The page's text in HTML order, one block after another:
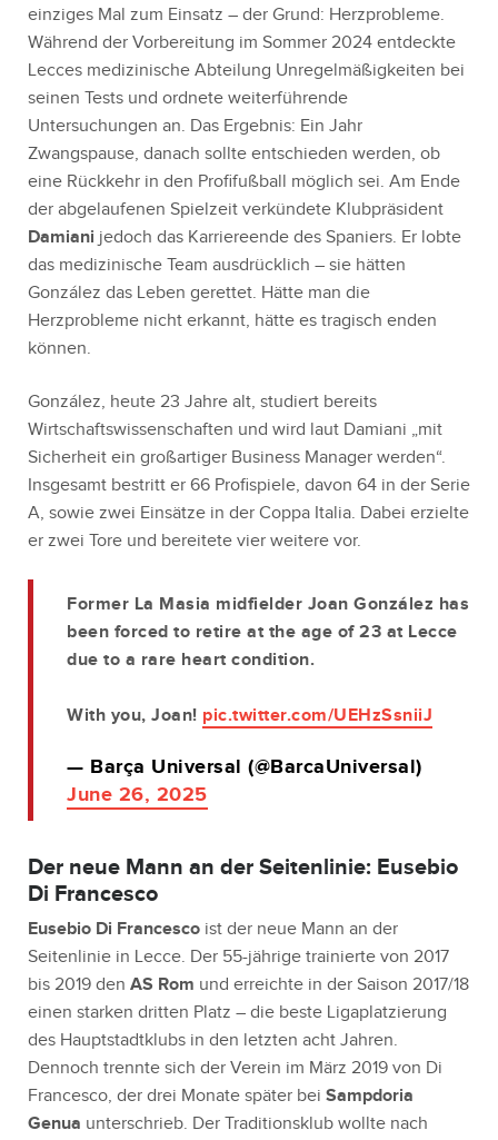
einziges Mal zum Einsatz – der Grund: Herzprobleme.
Während der Vorbereitung im Sommer 2024 entdeckte
Lecces medizinische Abteilung Unregelmäßigkeiten bei
seinen Tests und ordnete weiterführende
Untersuchungen an. Das Ergebnis: Ein Jahr
Zwangspause, danach sollte entschieden werden, ob
eine Rückkehr in den Profifußball möglich sei. Am Ende
der abgelaufenen Spielzeit verkündete Klubpräsident
Damiani jedoch das Karriereende des Spaniers. Er lobte
das medizinische Team ausdrücklich – sie hätten
González das Leben gerettet. Hätte man die
Herzprobleme nicht erkannt, hätte es tragisch enden
können.
González, heute 23 Jahre alt, studiert bereits
Wirtschaftswissenschaften und wird laut Damiani „mit
Sicherheit ein großartiger Business Manager werden“.
Insgesamt bestritt er 66 Profispiele, davon 64 in der Serie
A, sowie zwei Einsätze in der Coppa Italia. Dabei erzielte
er zwei Tore und bereitete vier weitere vor.
Former La Masia midfielder Joan González has
been forced to retire at the age of 23 at Lecce
due to a rare heart condition.
With you, Joan! pic.twitter.com/UEHzSsniiJ
— Barça Universal (@BarcaUniversal)
June 26, 2025
Der neue Mann an der Seitenlinie: Eusebio
Di Francesco
Eusebio Di Francesco ist der neue Mann an der
Seitenlinie in Lecce. Der 55-jährige trainierte von 2017
bis 2019 den AS Rom und erreichte in der Saison 2017/18
einen starken dritten Platz – die beste Ligaplatzierung
des Hauptstadtklubs in den letzten acht Jahren.
Dennoch trennte sich der Verein im März 2019 von Di
Francesco, der drei Monate später bei Sampdoria
Genua unterschrieb. Der Traditionsklub wollte nach